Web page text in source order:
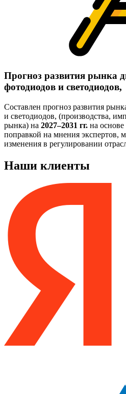
Прогноз развития рынка
фотодиодов и светодиодов,
Составлен прогноз развития
и светодиодов, (производства,
рынка) на 2027–2031 гг. на
поправкой на мнения экспертов,
изменения в регулировании
Наши клиенты